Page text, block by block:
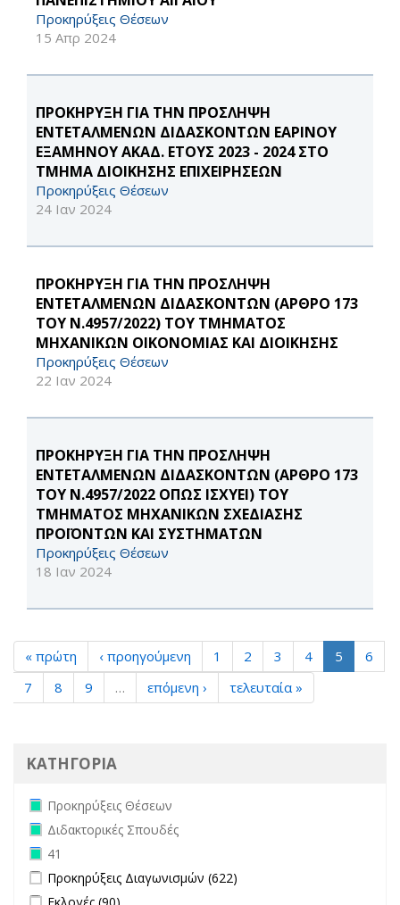
Προκηρύξεις Θέσεων
15 Απρ 2024
ΠΡΟΚΗΡΥΞΗ ΓΙΑ ΤΗΝ ΠΡΟΣΛΗΨΗ
ΕΝΤΕΤΑΛΜΕΝΩΝ ΔΙΔΑΣΚΟΝΤΩΝ ΕΑΡΙΝΟΥ
ΕΞΑΜΗΝΟΥ ΑΚΑΔ. ΕΤΟΥΣ 2023 - 2024 ΣΤΟ
ΤΜΗΜΑ ΔΙΟΙΚΗΣΗΣ ΕΠΙΧΕΙΡΗΣΕΩΝ
Προκηρύξεις Θέσεων
24 Ιαν 2024
ΠΡΟΚΗΡΥΞΗ ΓΙΑ ΤΗΝ ΠΡΟΣΛΗΨΗ
ΕΝΤΕΤΑΛΜΕΝΩΝ ΔΙΔΑΣΚΟΝΤΩΝ (ΑΡΘΡΟ 173
ΤΟΥ Ν.4957/2022) ΤΟΥ ΤΜΗΜΑΤΟΣ
ΜΗΧΑΝΙΚΩΝ ΟΙΚΟΝΟΜΙΑΣ ΚΑΙ ΔΙΟΙΚΗΣΗΣ
Προκηρύξεις Θέσεων
22 Ιαν 2024
ΠΡΟΚΗΡΥΞΗ ΓΙΑ ΤΗΝ ΠΡΟΣΛΗΨΗ
ΕΝΤΕΤΑΛΜΕΝΩΝ ΔΙΔΑΣΚΟΝΤΩΝ (ΑΡΘΡΟ 173
ΤΟΥ Ν.4957/2022 ΟΠΩΣ ΙΣΧΥΕΙ) ΤΟΥ
ΤΜΗΜΑΤΟΣ ΜΗΧΑΝΙΚΩΝ ΣΧΕΔΙΑΣΗΣ
ΠΡΟΪΟΝΤΩΝ ΚΑΙ ΣΥΣΤΗΜΑΤΩΝ
Προκηρύξεις Θέσεων
18 Ιαν 2024
« πρώτη ‹ προηγούμενη 1 2 3 4 5
6
7
8 9 … επόμενη › τελευταία »
ΚΑΤΗΓΟΡΙΑ
Remove Προκηρύξεις Θέσεων filter
Προκηρύξεις Θέσεων
Remove Διδακτορικές Σπουδές filter
Διδακτορικές Σπουδές
Remove 41 filter
41
Apply Προκηρύξεις Διαγωνισμών filter
Προκηρύξεις Διαγωνισμών (622)
Apply Εκλογές filter